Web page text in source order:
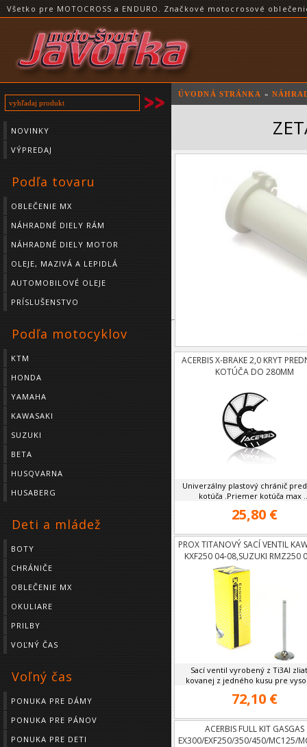
Všetko pre MOTOCROSS a ENDURO. Značkové motocrosové
NOVINKY
VÝPREDAJ
Podľa tovaru
OBLEČENIE MX
NÁHRADNÉ DIELY RÁM
NÁHRADNÉ DIELY MOTOR
OLEJE, MAZIVÁ A LEPIDLÁ
AUTOMOBILOVÉ OLEJE
PRÍSLUŠENSTVO
Podľa motocyklov
KTM
HONDA
YAMAHA
KAWASAKI
SUZUKI
BETA
HUSQVARNA
HUSABERG
Deti a mládež
BOTY
CHRÁNIČE
OBLEČENIE MX
OKULIARE
PRILBY
VOĽNÝ ČAS
Voľný čas
PONUKA PRE DÁMY
PONUKA PRE PÁNOV
PONUKA PRE DETI
ÚVODNÁ STRÁNKA »
ACERBIS X-BRAKE 2,0 KRYT
KOTÚČA DO 280MM
Univerzálny plastový chránič
kotúča .Priemer kotúča max
25,80 €
PROX TITANOVÝ SACÍ VENTIL
KXF250 04-08,SUZUKI RMZ250
Sací ventil vyrobený z Ti3Al
kovanej z jedného kusu pre
72,10 €
ACERBIS FULL KIT GASGAS
EX300/EXF250/350/450/MC125/